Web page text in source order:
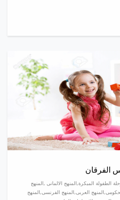
الفرقان
الطفولة المبكرة,المنهج الالمانى ,المنهج
العربى,المنهج الفرنسى,المنهج